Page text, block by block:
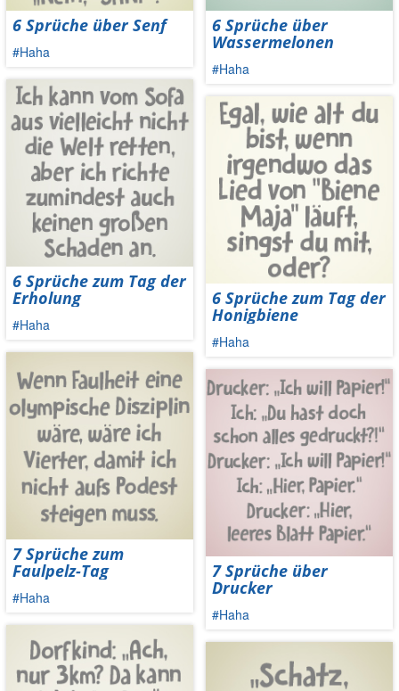
6 Sprüche über Senf
#Haha
6 Sprüche zum Tag der
Erholung
#Haha
7 Sprüche zum
Faulpelz-Tag
#Haha
6 Sprüche über
Wassermelonen
#Haha
6 Sprüche zum Tag der
Honigbiene
#Haha
7 Sprüche über
Drucker
#Haha